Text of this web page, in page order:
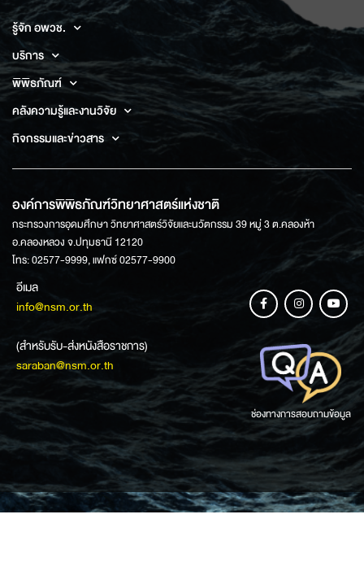
รู้จัก อพวช.
บริการ
พิพิธภัณฑ์
คลังความรู้และงานวิจัย
กิจกรรมและข่าวสาร
องค์การพิพิธภัณฑ์วิทยาศาสตร์แห่งชาติ
กระทรวงการอุดมศึกษา วิทยาศาสตร์วิจัยและนวัตกรรม 39 หมู่ 3 ต.คลองห้า
อ.คลองหลวง จ.ปทุมธานี 12120
โทร: 02577-9999, แฟกซ์ 02577-9900
อีเมล
info@nsm.or.th
(สำหรับรับ-ส่งหนังสือราชการ)
saraban@nsm.or.th
ช่องทางการสอบถามข้อมูล